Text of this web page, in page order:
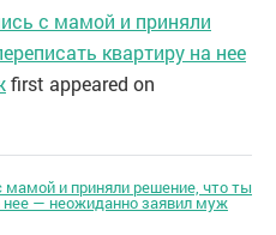
с мамой и приняли
квартиру на нее
first appeared on
и приняли решение, что ты
нее — неожиданно заявил муж